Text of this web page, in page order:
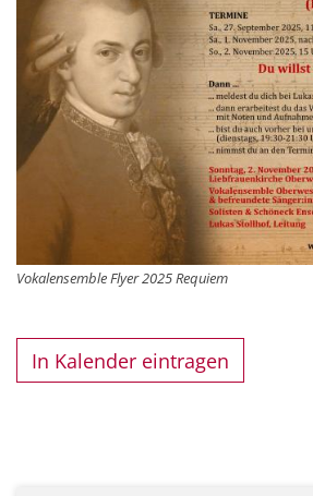
Vokalensemble Flyer 2025 Requiem
In Kalender eintragen